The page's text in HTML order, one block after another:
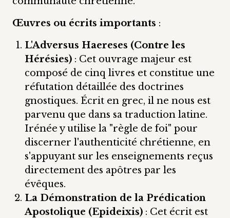
Œuvres ou écrits importants :
L'Adversus Haereses (Contre les
Hérésies) : Cet ouvrage majeur est
composé de cinq livres et constitue une
réfutation détaillée des doctrines
gnostiques. Écrit en grec, il ne nous est
parvenu que dans sa traduction latine.
Irénée y utilise la "règle de foi" pour
discerner l'authenticité chrétienne, en
s'appuyant sur les enseignements reçus
directement des apôtres par les
évêques.
La Démonstration de la Prédication
Apostolique (Epideixis) : Cet écrit est